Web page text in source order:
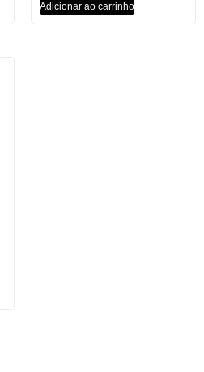
Adicionar ao carrinho